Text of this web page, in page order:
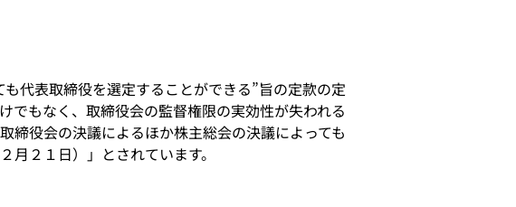
代表取締役を選定することができる”旨の定款の定
でもなく、取締役会の監督権限の実効性が失われる
締役会の決議によるほか株主総会の決議によっても
２１日）」とされています。